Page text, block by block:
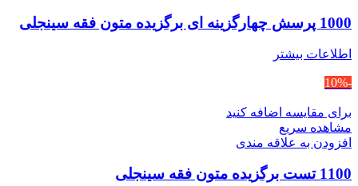
1000 پرسش چهارگزینه ای برگزیده متون فقه سینجلی
اطلاعات بیشتر
-10%
برای مقایسه اضافه کنید
مشاهده سریع
افزودن به علاقه مندی
1100 تست برگزیده متون فقه سینجلی